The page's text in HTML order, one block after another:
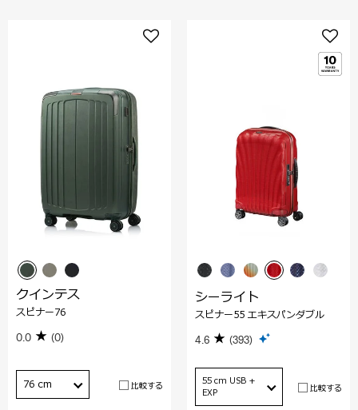
クインテス
スピナー76
0.0 (0)
76 cm 比較する
シーライト
スピナー55 エキスパンダブル
4.6 (393)
55 cm USB +
EXP
比較する